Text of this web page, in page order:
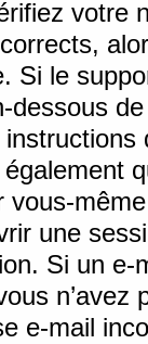
votre
Si le
dessous
vous-
une
Si un
n’avez
e-mail